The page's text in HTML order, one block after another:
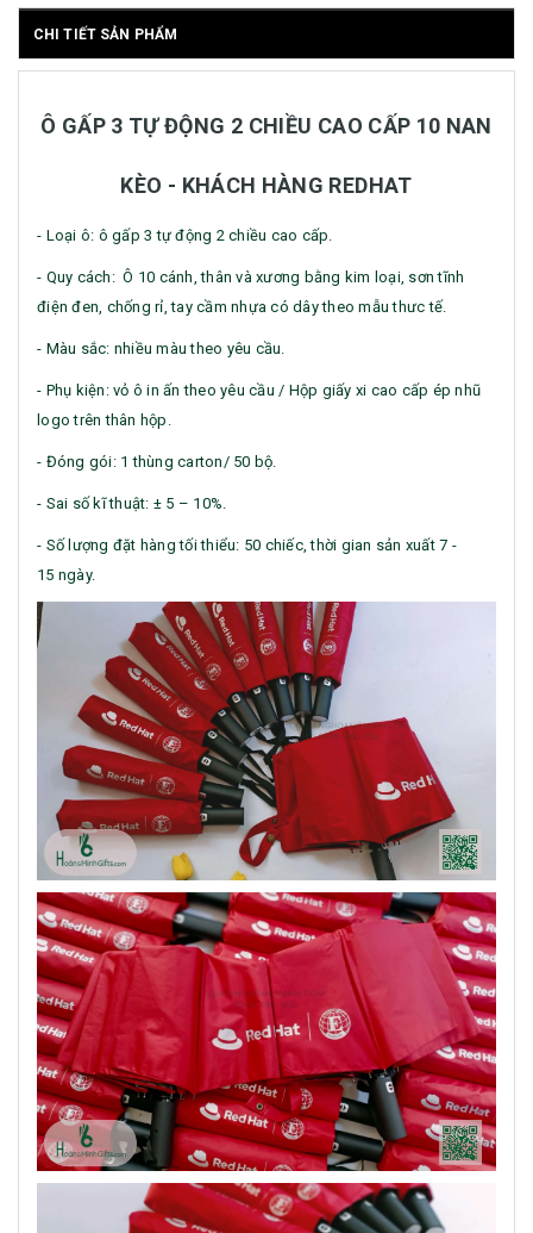
CHI TIẾT SẢN PHẨM
Ô GẤP 3 TỰ ĐỘNG 2 CHIỀU CAO CẤP 10 NAN
KÈO - KHÁCH HÀNG REDHAT
- Loại ô: ô gấp 3 tự động 2 chiều cao cấp.
- Quy cách: Ô 10 cánh, thân và xương bằng kim loại, sơn tĩnh
điện đen, chống rỉ, tay cầm nhựa có dây theo mẫu thưc tế.
- Màu sắc: nhiều màu theo yêu cầu.
- Phụ kiện: vỏ ô in ấn theo yêu cầu / Hộp giấy xi cao cấp ép nhũ
logo trên thân hộp.
- Đóng gói: 1 thùng carton/ 50 bộ.
- Sai số kĩ thuật: ± 5 – 10%.
- Số lượng đặt hàng tối thiểu: 50 chiếc, thời gian sản xuất 7 -
15 ngày.